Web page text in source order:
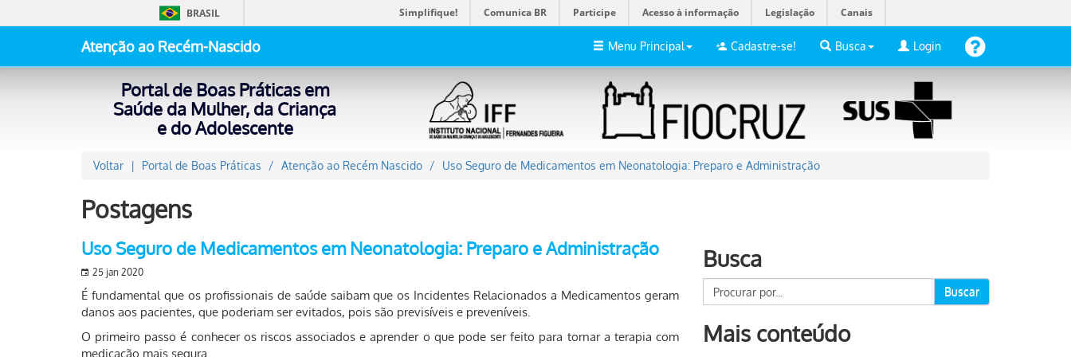
BRASIL Simplifique! Comunica BR Participe Acesso à informação Legislação Canais
Atenção ao Recém-Nascido Menu Principal Cadastre-se! Busca Login
Portal de Boas Práticas em
Saúde da Mulher, da Criança
e do Adolescente
Voltar Portal de Boas Práticas Atenção ao Recém Nascido Uso Seguro de Medicamentos em Neonatologia: Preparo e Administração
Postagens
Uso Seguro de Medicamentos em Neonatologia: Preparo e Administração
25 jan 2020
É fundamental que os profissionais de saúde saibam que os Incidentes Relacionados a Medicamentos geram
danos aos pacientes, que poderiam ser evitados, pois são previsíveis e preveníveis.
O primeiro passo é conhecer os riscos associados e aprender o que pode ser feito para tornar a terapia com
medicação mais segura.
Busca
Buscar
Mais conteúdo